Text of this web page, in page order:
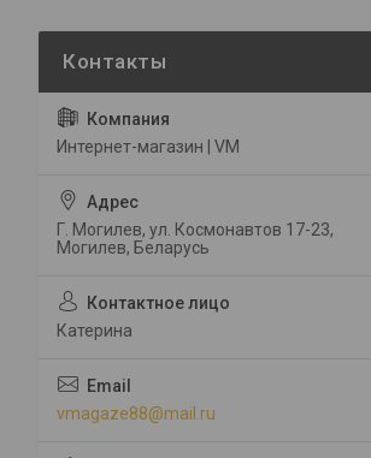
Интернет-магазин | VM
Г. Могилев, ул. Космонавтов 17-23,
Могилев, Беларусь
Катерина
vmagaze88@mail.ru